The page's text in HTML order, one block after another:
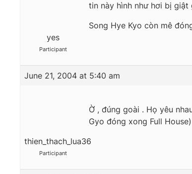
yes
Participant
tin này hình như hơi bị giật
Song Hye Kyo còn mê
June 21, 2004 at 5:40 am
thien_thach_lua36
Participant
Ờ , đúng goài . Họ yêu
Gyo đóng xong Full